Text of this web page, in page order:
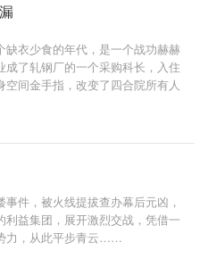
车修理店当学徒，你改装拖拉机去
众豪华跑车？ 众网友:本以为开局
丑竟是我自己
缺衣少食的年代，是一个战功赫赫
成了轧钢厂的一个采购科长，入住
空间金手指，改变了四合院所有人
，书写自己的传奇！
件，被火线提拔查办幕后元凶，
利益集团，展开激烈交战，凭借一
力，从此平步青云……